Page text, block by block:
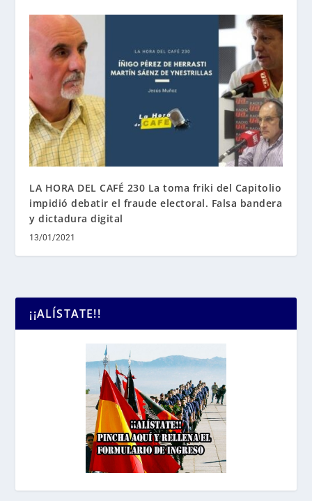
LA HORA DEL CAFÉ 230 La toma friki del Capitolio
impidió debatir el fraude electoral. Falsa bandera
y dictadura digital
13/01/2021
¡¡ALÍSTATE!!